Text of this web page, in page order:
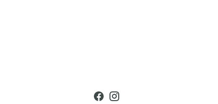
FacebookInstagram